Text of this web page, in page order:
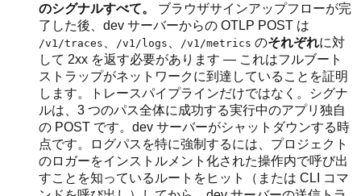
のシグナルすべて。
ブラウザサインアップフローが完
了した後、dev サーバーからの OTLP POST は
/v1/traces /v1/logs /v1/metrics のそれぞれに対
して 2xx を返す必要があります — これはフルブート
ストラップがネットワークに到達していることを証明
します。トレースパイプラインだけではなく。シグナ
ルは、3 つのパス全体に成功する実行中のアプリ独自
の POST です。dev サーバーがシャットダウンする時
点です。ログパスを特に強制するには、プロジェクト
のロガーをインストルメント化された操作内で呼び出
すことを知っているルートをヒット（または CLI コマ